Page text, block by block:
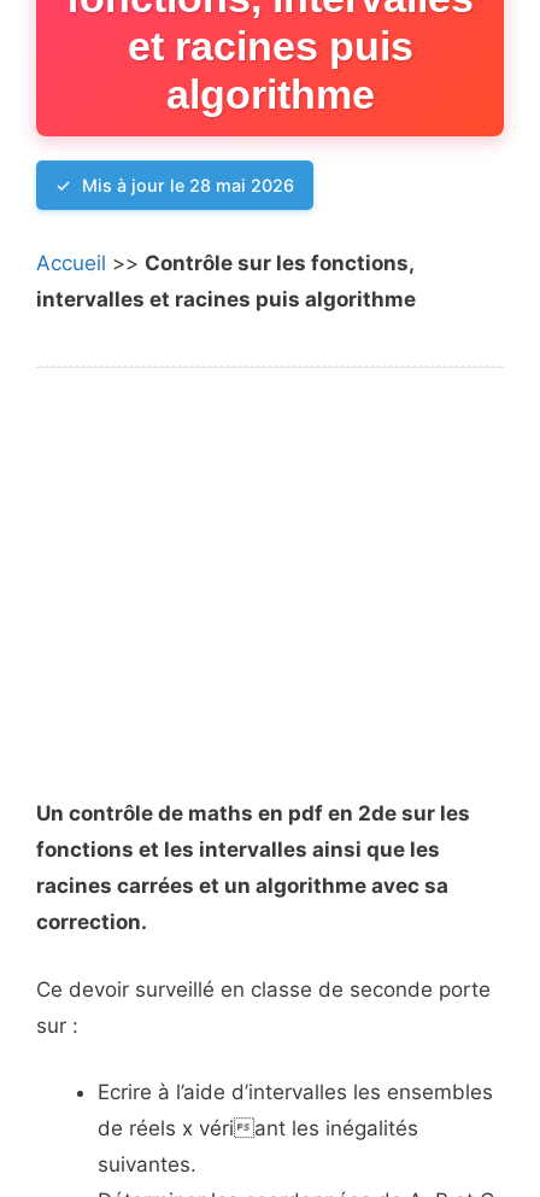
et racines puis
algorithme
Mis à jour le 28 mai 2026
Accueil >> Contrôle sur les fonctions,
intervalles et racines puis algorithme
Un contrôle de maths en pdf en 2de sur les
fonctions et les intervalles ainsi que les
racines carrées et un algorithme avec sa
correction.
Ce devoir surveillé en classe de seconde porte
sur :
Ecrire à l’aide d’intervalles les ensembles
de réels x vériant les inégalités
suivantes.